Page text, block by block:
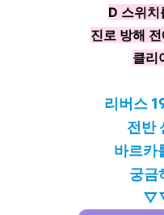
D 스위치
진로 방해
클리
리버스
전반
바르카
궁금